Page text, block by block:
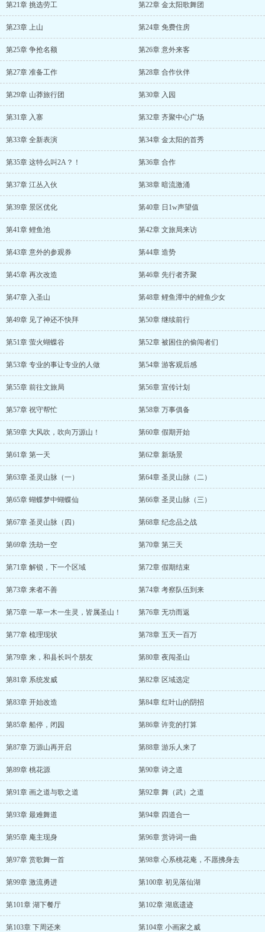
第21章 挑选劳工 第22章 金太阳歌舞团
第23章 上山 第24章 免费住房
第25章 争抢名额 第26章 意外来客
第27章 准备工作 第28章 合作伙伴
第29章 山莽旅行团 第30章 入园
第31章 入寨 第32章 齐聚中心广场
第33章 全新表演 第34章 金太阳的首秀
第35章 这特么叫2A？！ 第36章 合作
第37章 江丛入伙 第38章 暗流激涌
第39章 景区优化 第40章 日1w声望值
第41章 鲤鱼池 第42章 文旅局来访
第43章 意外的参观券 第44章 造势
第45章 再次改造 第46章 先行者齐聚
第47章 入圣山 第48章 鲤鱼潭中的鲤鱼少女
第49章 见了神还不快拜 第50章 继续前行
第51章 萤火蝴蝶谷 第52章 被困住的偷闯者们
第53章 专业的事让专业的人做 第54章 游客观后感
第55章 前往文旅局 第56章 宣传计划
第57章 祝守帮忙 第58章 万事俱备
第59章 大风吹，吹向万源山！ 第60章 假期开始
第61章 第一天 第62章 新场景
第63章 圣灵山脉（一） 第64章 圣灵山脉（二）
第65章 蝴蝶梦中蝴蝶仙 第66章 圣灵山脉（三）
第67章 圣灵山脉（四） 第68章 纪念品之战
第69章 洗劫一空 第70章 第三天
第71章 解锁，下一个区域 第72章 假期结束
第73章 来者不善 第74章 考察队伍到来
第75章 一草一木一生灵，皆属圣山！ 第76章 无功而返
第77章 梳理现状 第78章 五天一百万
第79章 来，和县长叫个朋友 第80章 夜闯圣山
第81章 系统发威 第82章 区域选定
第83章 开始改造 第84章 红叶山的阴招
第85章 船停，闭园 第86章 许竞的打算
第87章 万源山再开启 第88章 游乐人来了
第89章 桃花源 第90章 诗之道
第91章 画之道与歌之道 第92章 舞（武）之道
第93章 最难舞道 第94章 四道合一
第95章 庵主现身 第96章 赏诗词一曲
第97章 赏歌舞一首 第98章 心系桃花庵，不愿拂身去
第99章 激流勇进 第100章 初见落仙湖
第101章 湖下餐厅 第102章 湖底遗迹
第103章 下周还来 第104章 小画家之威